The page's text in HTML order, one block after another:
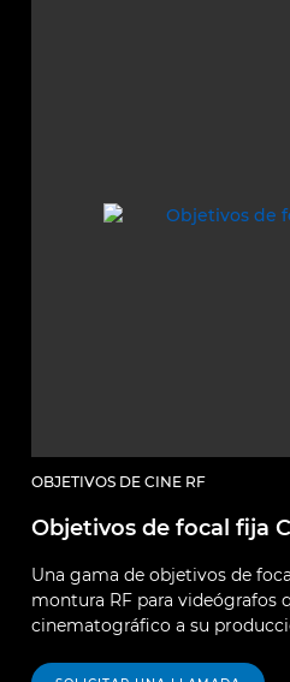
OBJETIVOS DE CINE RF
Objetivos de focal fija
Una gama de objetivos de
montura RF para videógrafos
cinematográfico a su